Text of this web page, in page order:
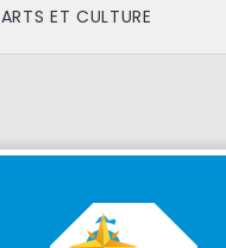
ARTS ET CULTURE